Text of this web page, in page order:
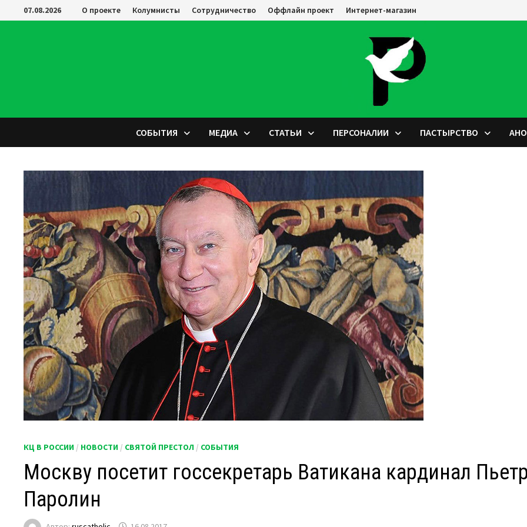
Перейти
к
07.08.2026 О проекте Колумнисты Сотрудничество Оффлайн проект Интернет-магазин
СОБЫТИЯ МЕДИА СТАТЬИ ПЕРСОНАЛИИ ПАСТЫРСТВО
КЦ В РОССИИ / НОВОСТИ / СВЯТОЙ ПРЕСТОЛ / СОБЫТИЯ
Москву посетит госсекретарь Ватикана кардинал
Паролин